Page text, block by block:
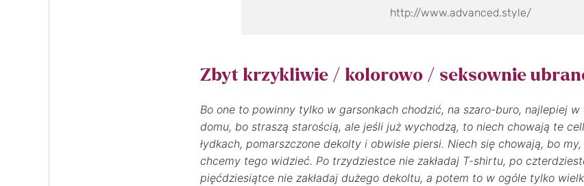
http://www.advanced.style/
Zbyt krzykliwie / kolorowo / seksownie
Bo one to powinny tylko w garsonkach chodzić, na szaro-buro, najlepiej
domu, bo straszą starością, ale jeśli już wychodzą, to niech chowają te
łydkach, pomarszczone dekolty i obwisłe piersi. Niech się chowają, bo
chcemy tego widzieć. Po trzydziestce nie zakładaj T-shirtu, po
pięćdziesiątce nie zakładaj dużego dekoltu, a potem to w ogóle tylko